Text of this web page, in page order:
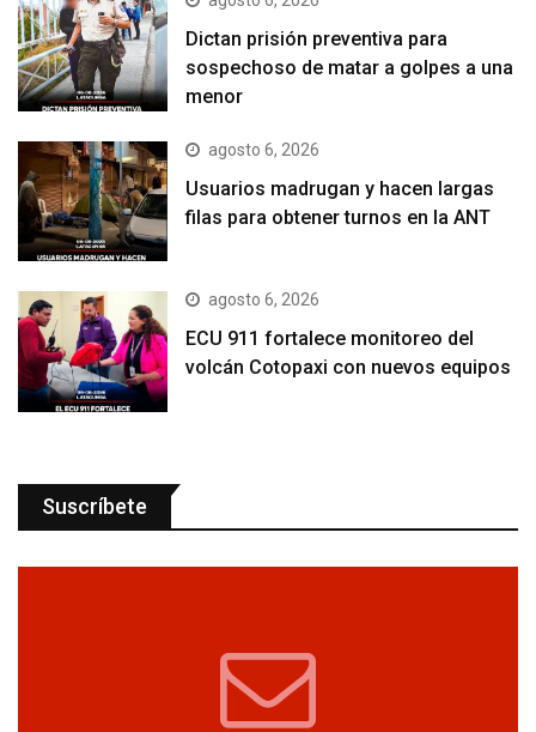
Dictan prisión preventiva para
sospechoso de matar a golpes a una
menor
agosto 6, 2026
Usuarios madrugan y hacen largas
filas para obtener turnos en la ANT
agosto 6, 2026
ECU 911 fortalece monitoreo del
volcán Cotopaxi con nuevos equipos
Suscríbete